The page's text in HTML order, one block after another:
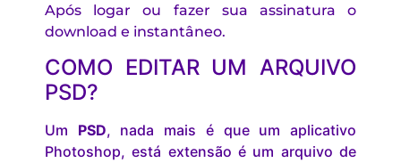
Após logar ou fazer sua assinatura o
download e instantâneo.
COMO EDITAR UM ARQUIVO
PSD?
Um PSD, nada mais é que um aplicativo
Photoshop, está extensão é um arquivo de